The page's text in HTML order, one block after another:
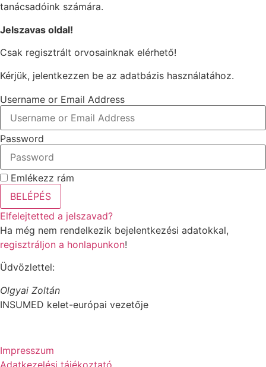
tanácsadóink számára.
Jelszavas oldal!
Csak regisztrált orvosainknak elérhető!
Kérjük, jelentkezzen be az adatbázis használatához.
Username or Email Address
Password
Emlékezz rám
BELÉPÉS
Elfelejtetted a jelszavad?
Ha még nem rendelkezik bejelentkezési adatokkal,
regisztráljon a honlapunkon!
Üdvözlettel:
Olgyai Zoltán
INSUMED kelet-európai vezetője
Impresszum
Adatkezelési tájékoztató